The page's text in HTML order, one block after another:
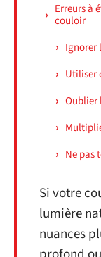
Erreurs à
couloir
Ignorer
Utiliser
Oublier
Ne pas
Si votre
lumière
nuances